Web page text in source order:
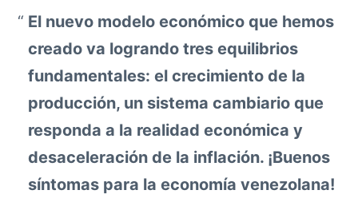
El nuevo modelo económico que hemos
creado va logrando tres equilibrios
fundamentales: el crecimiento de la
producción, un sistema cambiario que
responda a la realidad económica y
desaceleración de la inflación. ¡Buenos
síntomas para la economía venezolana!